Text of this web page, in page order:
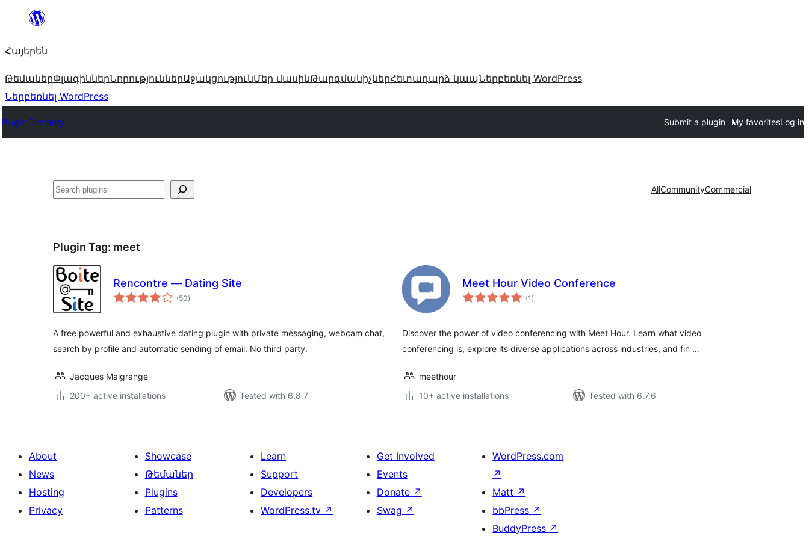
Անցնել
Հայերեն
ԹեմաներՓլագիններՆորություններԱջակցությունՄեր մասինԹարգմանիչներՀետադարձ կապՆերբեռնել WordPress
Ներբեռնել WordPress
Plugin Directory Submit a plugin My favoritesLog in
Որոնել AllCommunityCommercial
Plugin Tag: meet
Rencontre — Dating Site
(50total
ratings
)
A free powerful and exhaustive dating plugin with private messaging, webcam chat,
search by profile and automatic sending of email. No third party.
Jacques Malgrange
200+ active installations
Tested with 6.8.7
Meet Hour Video Conference
(1 total
ratings
)
Discover the power of video conferencing with Meet Hour. Learn what video
conferencing is, explore its diverse applications across industries, and fin …
meethour
10+ active installations
Tested with 6.7.6
About
News
Hosting
Privacy
Showcase
Թեմաներ
Plugins
Patterns
Learn
Support
Developers
WordPress.tv ↗
Get Involved
Events
Donate ↗
Swag ↗
WordPress.com
↗
Matt ↗
bbPress ↗
BuddyPress ↗